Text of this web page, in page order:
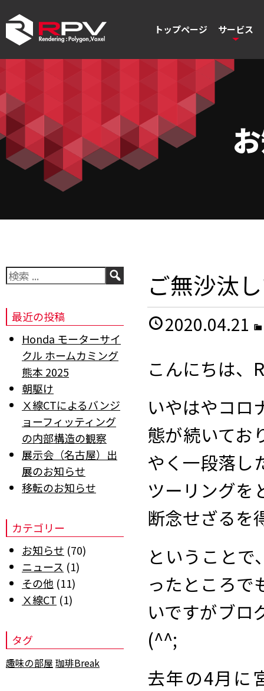
トップページ サービス
ご無沙汰
2020.04.21
こんにちは、
いやはやコロ
態が続いてお
やく一段落し
ツーリングを
断念せざる
ということ
ったところで
いですがブロ
(^^;
去年の4月に
最近の投稿
Honda モーターサイ
クル ホームカミング
熊本 2025
朝駆け
Ⅹ線CTによるバンジ
ョーフィッティング
の内部構造の観察
展示会（名古屋）出
展のお知らせ
移転のお知らせ
カテゴリー
お知らせ (70)
ニュース (1)
その他 (11)
Ⅹ線CT (1)
タグ
趣味の部屋 珈琲Break